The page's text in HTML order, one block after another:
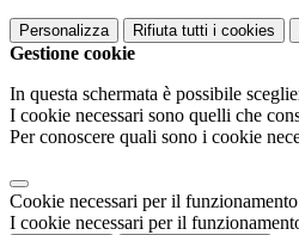
Personalizza Rifiuta tutti i cookies
Gestione cookie
In questa schermata è possibile
I cookie necessari sono quelli che
Per conoscere quali sono i cookie
Cookie necessari per il funzionamento
I cookie necessari per il